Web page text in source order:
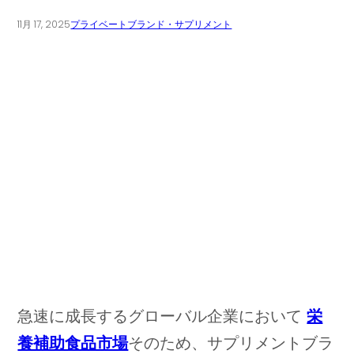
11月 17, 2025プライベートブランド・サプリメント
急速に成長するグローバル企業において栄
養補助食品市場そのため、サプリメントブラ